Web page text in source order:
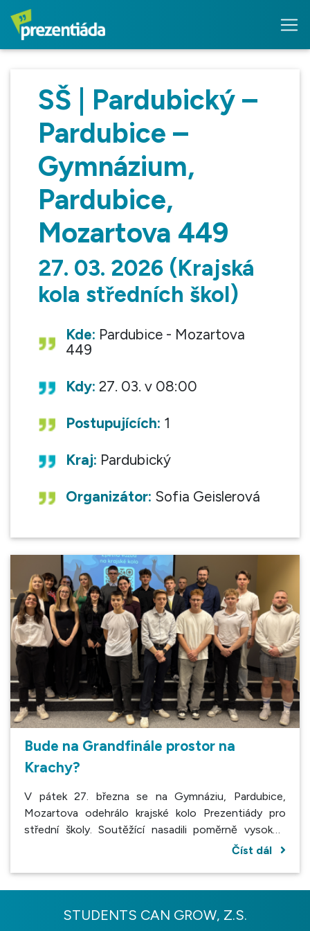
SŠ | Pardubický –
Pardubice –
Gymnázium,
Pardubice,
Mozartova 449
27. 03. 2026 (Krajská
kola středních škol)
Kde: Pardubice - Mozartova
449
Kdy: 27. 03. v 08:00
Postupujících: 1
Kraj: Pardubický
Organizátor: Sofia Geislerová
Bude na Grandfinále prostor na
Krachy?
V pátek 27. března se na Gymnáziu, Pardubice,
Mozartova odehrálo krajské kolo Prezentiády pro
střední školy. Soutěžící nasadili poměrně vysokou
laťku, a tak je ani porota nešetřila všetečnými dotazy.
Číst dál
STUDENTS CAN GROW, Z.S.